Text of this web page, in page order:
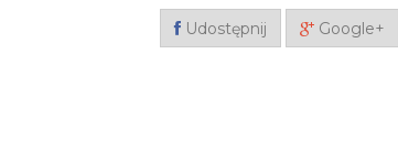
Udostępnij Google+